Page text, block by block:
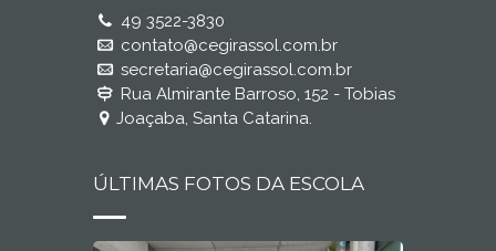
49 3522-3830
contato@cegirassol.com.br
secretaria@cegirassol.com.br
Rua Almirante Barroso, 152 - Tobias
Joaçaba, Santa Catarina.
ÚLTIMAS FOTOS DA ESCOLA